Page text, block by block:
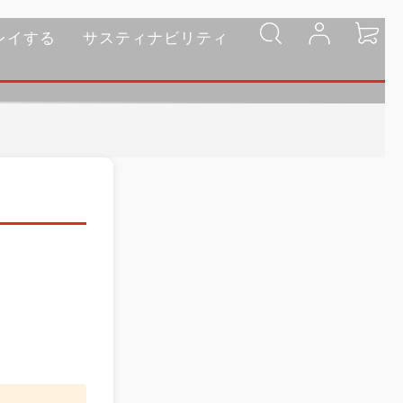
イする サスティナビリティ